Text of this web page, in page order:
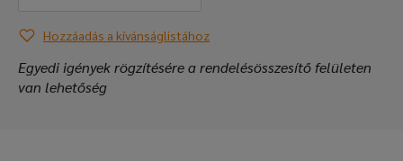
Hozzáadás a kívánságlistához
Egyedi igények rögzítésére a rendelésösszesítő felületen
van lehetőség